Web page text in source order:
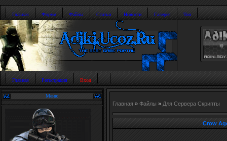
Главная Форум Файлы Статьи Новости Галерея Топ
Главная Регистрация Вход
Меню
Главная » Файлы » Для Сервера Скрипты
Crow